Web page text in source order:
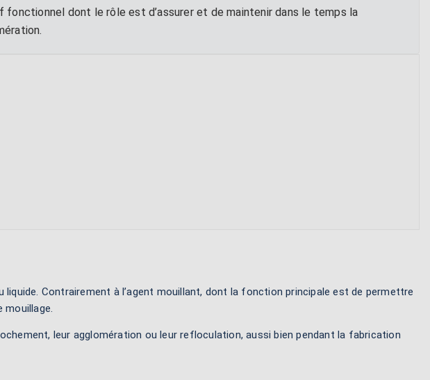
dont le rôle est d’assurer et de maintenir dans le temps la
Contrairement à l’agent mouillant, dont la fonction principale est de permettre
mouillage.
leur agglomération ou leur refloculation, aussi bien pendant la fabrication